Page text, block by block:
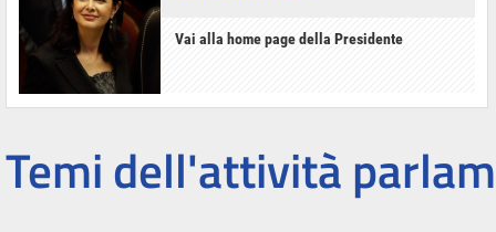
Vai alla home page della Presidente
Temi dell'attività